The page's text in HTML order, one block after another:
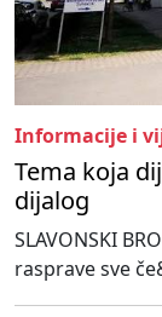
Informacije i
Tema koja
dijalog
SLAVONSKI
rasprave sve